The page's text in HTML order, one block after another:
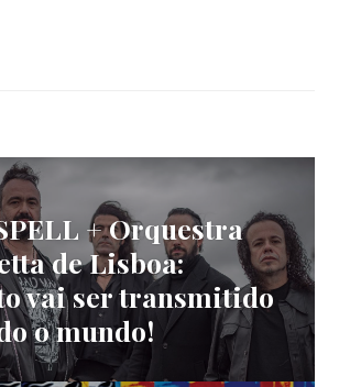
+ Orquestra
de Lisboa:
vai ser transmitido
o mundo!